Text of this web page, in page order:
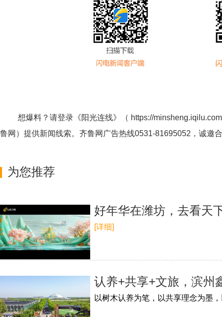
想爆料？请登录《阳光连线》（ https://
鲁网 ）提供新闻线索。齐鲁网广告热线0531-81695052 ，诚邀
为您推荐
好年华在潍坊，去看天
[详细]
认养+共享+文旅，滨州